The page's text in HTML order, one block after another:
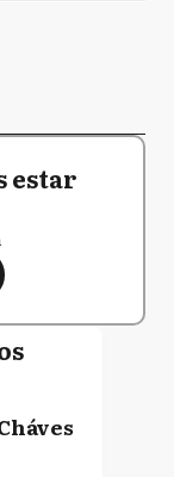
estar